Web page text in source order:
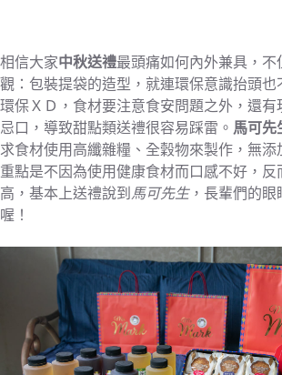
相信大家中秋送禮最頭痛如何內外兼具，不
觀：包裝提袋的造型，就連環保意識抬頭也
環保ＸＤ，食材要注意食安問題之外，還有
忌口，導致甜點類送禮很容易踩雷。 馬可先
求食材使用高纖雜糧、全穀物來製作，無添
重點是不因為使用健康食材而口感不好，反
高，基本上送禮說到 馬可先生，長輩們的眼
喔！